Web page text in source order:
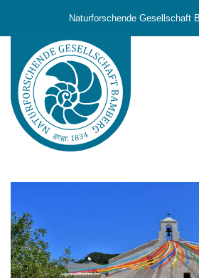
Naturforschende Gesellschaft